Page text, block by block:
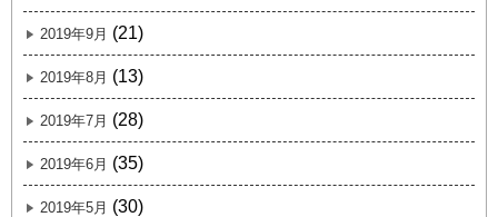
2019年9月 (21)
2019年8月 (13)
2019年7月 (28)
2019年6月 (35)
2019年5月 (30)